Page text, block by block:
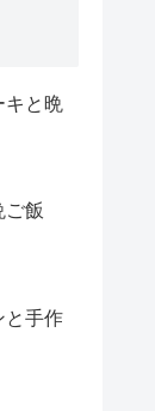
キと晩
ご飯
と手作